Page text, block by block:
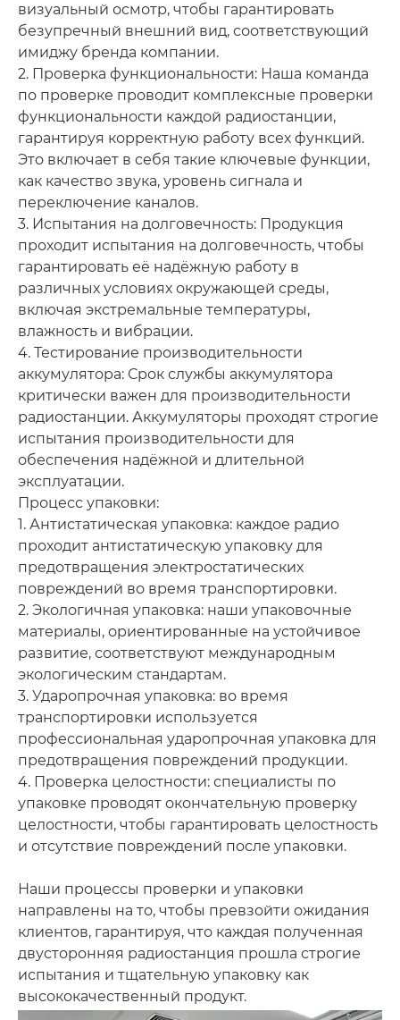
визуальный осмотр, чтобы гарантировать
безупречный внешний вид, соответствующий
имиджу бренда компании.
2. Проверка функциональности: Наша команда
по проверке проводит комплексные проверки
функциональности каждой радиостанции,
гарантируя корректную работу всех функций.
Это включает в себя такие ключевые функции,
как качество звука, уровень сигнала и
переключение каналов.
3. Испытания на долговечность: Продукция
проходит испытания на долговечность, чтобы
гарантировать её надёжную работу в
различных условиях окружающей среды,
включая экстремальные температуры,
влажность и вибрации.
4. Тестирование производительности
аккумулятора: Срок службы аккумулятора
критически важен для производительности
радиостанции. Аккумуляторы проходят строгие
испытания производительности для
обеспечения надёжной и длительной
эксплуатации.
Процесс упаковки:
1. Антистатическая упаковка: каждое радио
проходит антистатическую упаковку для
предотвращения электростатических
повреждений во время транспортировки.
2. Экологичная упаковка: наши упаковочные
материалы, ориентированные на устойчивое
развитие, соответствуют международным
экологическим стандартам.
3. Ударопрочная упаковка: во время
транспортировки используется
профессиональная ударопрочная упаковка для
предотвращения повреждений продукции.
4. Проверка целостности: специалисты по
упаковке проводят окончательную проверку
целостности, чтобы гарантировать целостность
и отсутствие повреждений после упаковки.
Наши процессы проверки и упаковки
направлены на то, чтобы превзойти ожидания
клиентов, гарантируя, что каждая полученная
двусторонняя радиостанция прошла строгие
испытания и тщательную упаковку как
высококачественный продукт.